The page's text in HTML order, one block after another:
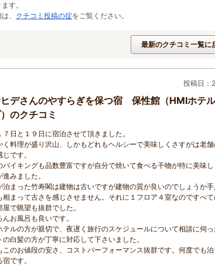
す。
、 クチコミ投稿の掟をご覧ください。
最新のクチコミ一覧に
投稿日：
デさんのやすらぎを保つ宿 保性館（HMIホテ
のクチコミ
７日と１９日に宿泊させて頂きました。
く料理が盛り沢山、しかもどれもヘルシーで美味しくさすがは老舗
です。
バイキングも品数豊富ですが自分で焼いて食べる干物が特に美味
進みました。
泊まった竹寿閣は建物は古いですが建物の質が良いのでしょうか
相まって古さを感じさせません。それに１フロア４室なのですべ
屋で眺望も抜群でした。
んお風呂も良いです。
テルの方が親切で、夜遅く旅行のスケジュールについて相談に伺
の白髪の方が丁寧に対応して下さいました。
このお値段の安さ、コストパーフォーマンス抜群です。何度でも
宿です。